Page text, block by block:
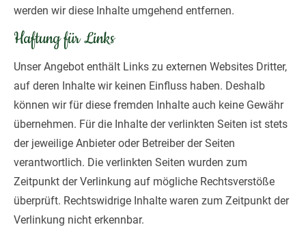
werden wir diese Inhalte umgehend entfernen.
Haftung für Links
Unser Angebot enthält Links zu externen Websites Dritter,
auf deren Inhalte wir keinen Einfluss haben. Deshalb
können wir für diese fremden Inhalte auch keine Gewähr
übernehmen. Für die Inhalte der verlinkten Seiten ist stets
der jeweilige Anbieter oder Betreiber der Seiten
verantwortlich. Die verlinkten Seiten wurden zum
Zeitpunkt der Verlinkung auf mögliche Rechtsverstöße
überprüft. Rechtswidrige Inhalte waren zum Zeitpunkt der
Verlinkung nicht erkennbar.